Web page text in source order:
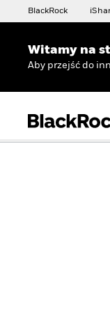
BlackRock
Witamy na
Aby przejść do